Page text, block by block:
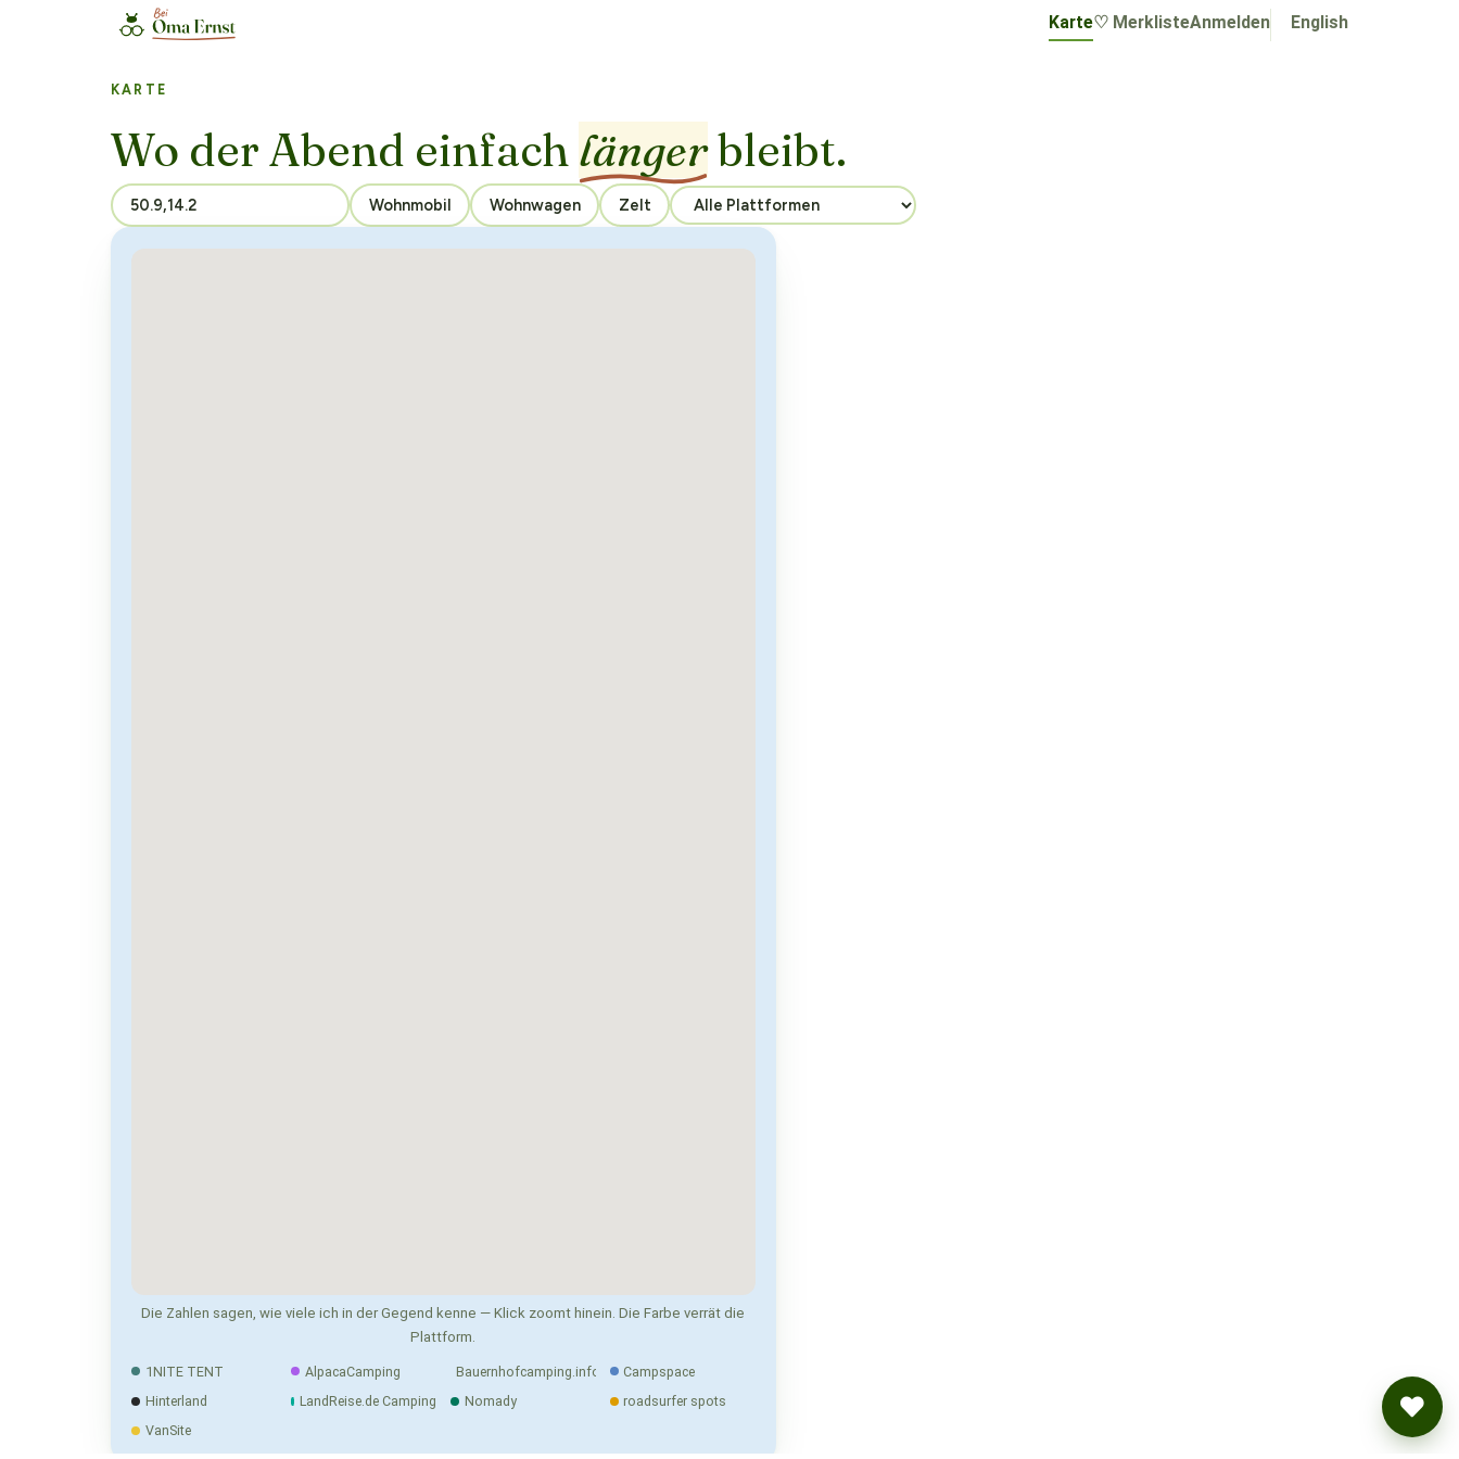
Karte♡ MerklisteAnmelden English
KARTE
Wo der Abend einfachlängerbleibt.
Wohnmobil Wohnwagen Zelt
Die Zahlen sagen, wie viele ich in der Gegend kenne — Klick zoomt hinein. Die Farbe verrät die
Plattform.
1NITE TENT AlpacaCamping Bauernhofcamping.info
Campspace
Hinterland
LandReise.de Camping Nomady
roadsurfer spots
VanSite